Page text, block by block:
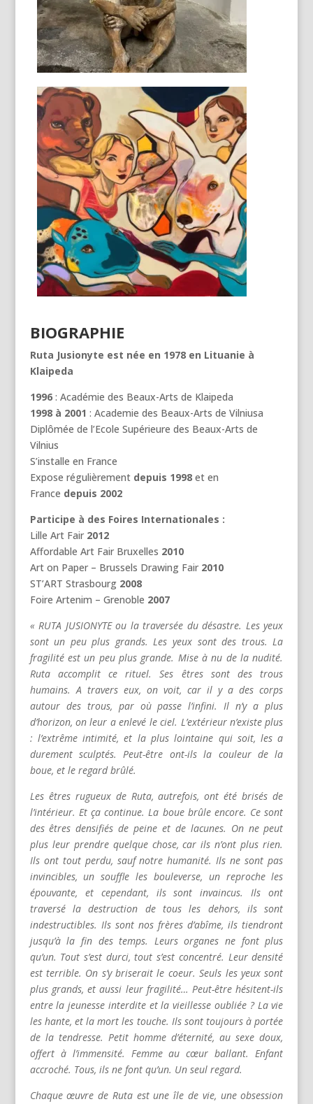
BIOGRAPHIE
Ruta Jusionyte est née en 1978 en Lituanie à
Klaipeda
1996: Académie des Beaux-Arts de Klaipeda
1998 à 2001 : Academie des Beaux-Arts de Vilniusa
Diplômée de l’Ecole Supérieure des Beaux-Arts de
Vilnius
S’installe en France
Expose régulièrement depuis 1998et en
France depuis 2002
Participe à des Foires Internationales :
Lille Art Fair 2012
Affordable Art Fair Bruxelles 2010
Art on Paper – Brussels Drawing Fair 2010
ST’ART Strasbourg 2008
Foire Artenim – Grenoble 2007
« RUTA JUSIONYTE ou la traversée du désastre. Les yeux
sont un peu plus grands. Les yeux sont des trous. La
fragilité est un peu plus grande. Mise à nu de la nudité.
Ruta accomplit ce rituel. Ses êtres sont des trous
humains. A travers eux, on voit, car il y a des corps
autour des trous, par où passe l’infini. Il n’y a plus
d’horizon, on leur a enlevé le ciel. L’extérieur n’existe plus
: l’extrême intimité, et la plus lointaine qui soit, les a
durement sculptés. Peut-être ont-ils la couleur de la
boue, et le regard brûlé.
Les êtres rugueux de Ruta, autrefois, ont été brisés de
l’intérieur. Et ça continue. La boue brûle encore. Ce sont
des êtres densifiés de peine et de lacunes. On ne peut
plus leur prendre quelque chose, car ils n’ont plus rien.
Ils ont tout perdu, sauf notre humanité. Ils ne sont pas
invincibles, un souffle les bouleverse, un reproche les
épouvante, et cependant, ils sont invaincus. Ils ont
traversé la destruction de tous les dehors, ils sont
indestructibles. Ils sont nos frères d’abîme, ils tiendront
jusqu’à la fin des temps. Leurs organes ne font plus
qu’un. Tout s’est durci, tout s’est concentré. Leur densité
est terrible. On s’y briserait le coeur. Seuls les yeux sont
plus grands, et aussi leur fragilité… Peut-être hésitent-ils
entre la jeunesse interdite et la vieillesse oubliée ? La vie
les hante, et la mort les touche. Ils sont toujours à portée
de la tendresse. Petit homme d’éternité, au sexe doux,
offert à l’immensité. Femme au cœur ballant. Enfant
accroché. Tous, ils ne font qu’un. Un seul regard.
Chaque œuvre de Ruta est une île de vie, une obsession